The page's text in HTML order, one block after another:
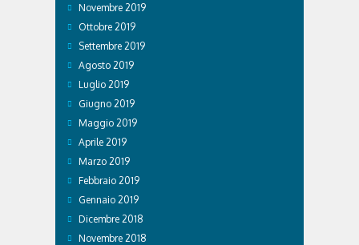
Novembre 2019
Ottobre 2019
Settembre 2019
Agosto 2019
Luglio 2019
Giugno 2019
Maggio 2019
Aprile 2019
Marzo 2019
Febbraio 2019
Gennaio 2019
Dicembre 2018
Novembre 2018